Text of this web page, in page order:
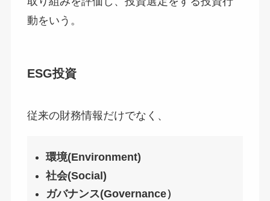
動をいう。
ESG投資
従来の財務情報だけでなく、
環境(Environment)
社会(Social)
ガバナンス(Governance）